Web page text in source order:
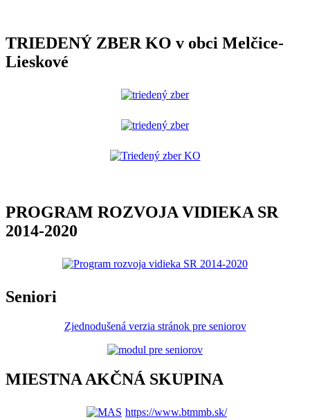
TRIEDENÝ ZBER KO v obci Melčice-
Lieskové
PROGRAM ROZVOJA VIDIEKA SR
2014-2020
Seniori
Zjednodušená verzia stránok pre seniorov
MIESTNA AKČNÁ SKUPINA
https://www.btmmb.sk/